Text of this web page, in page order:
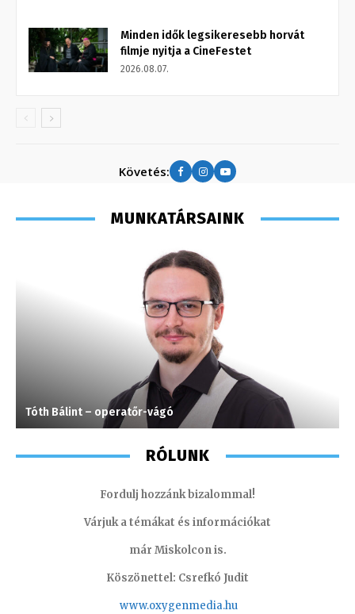
Minden idők legsikeresebb horvát
filmje nyitja a CineFestet
2026.08.07.
Követés:
MUNKATÁRSAINK
Tóth Bálint – operatőr-vágó
RÓLUNK
Fordulj hozzánk bizalommal!
Várjuk a témákat és információkat
már Miskolcon is.
Köszönettel: Csrefkó Judit
www.oxygenmedia.hu